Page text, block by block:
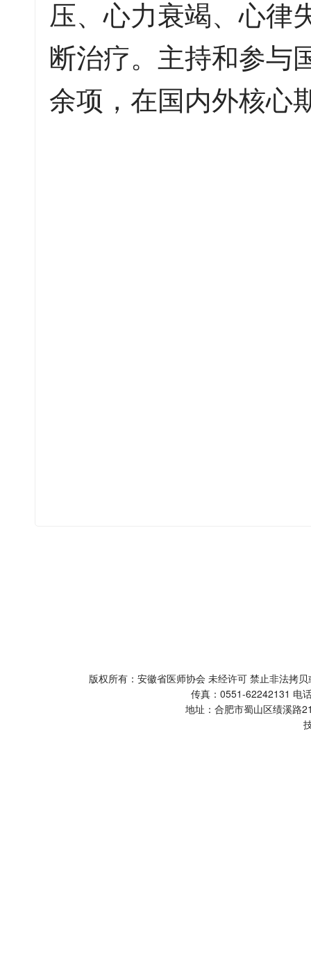
压、心力衰竭、心律
断治疗。主持和参与
余项，在国内外核心
版权所有：安徽省医师协会 未经许可 禁止非法
传真：0551-62242131 电
地址：合肥市蜀山区绩溪路